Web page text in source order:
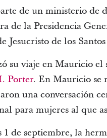
de un ministerio de
de la Presidencia
Jesucristo de los
su viaje en Mauricio el
Porter. En Mauricio se
una conversación
para mujeres al que
1 de septiembre, la